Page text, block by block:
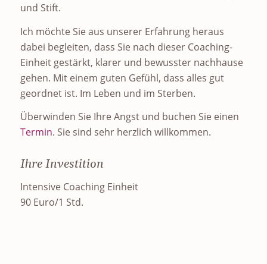
und Stift.
Ich möchte Sie aus unserer Erfahrung heraus
dabei begleiten, dass Sie nach dieser Coaching-
Einheit gestärkt, klarer und bewusster nachhause
gehen. Mit einem guten Gefühl, dass alles gut
geordnet ist. Im Leben und im Sterben.
Überwinden Sie Ihre Angst und buchen Sie einen
Termin. Sie sind sehr herzlich willkommen.
Ihre Investition
Intensive Coaching Einheit
90 Euro/1 Std.